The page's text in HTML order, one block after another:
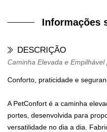
Informações
DESCRIÇÃO
Caminha Elevada e
Conforto, praticidade e
A PetConfort é a caminha
portes, desenvolvida para
versatilidade no dia a dia.